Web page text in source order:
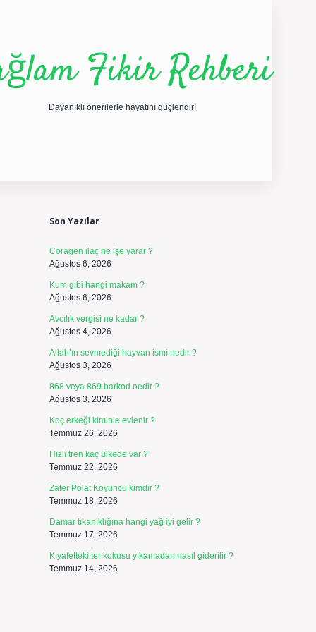
Fikir Rehberi
Dayanıklı önerilerle hayatını güçlendir!
Son Yazılar
Coragen ilaç ne işe yarar ?
Ağustos 6, 2026
Kum gibi hangi makam ?
Ağustos 6, 2026
Avcılık vergisi ne kadar ?
Ağustos 4, 2026
Allah’ın sevmediği hayvan ismi nedir ?
Ağustos 3, 2026
868 veya 869 barkod nedir ?
Ağustos 3, 2026
Koç erkeği kiminle evlenir ?
Temmuz 26, 2026
Hızlı tren kaç ülkede var ?
Temmuz 22, 2026
Zafer Polat Koyuncu kimdir ?
Temmuz 18, 2026
Damar tıkanıklığına hangi yağ iyi gelir ?
Temmuz 17, 2026
Kıyafetteki ter kokusu yıkamadan nasıl giderilir ?
Temmuz 14, 2026